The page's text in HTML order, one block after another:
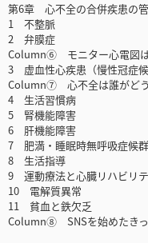
第6章 心不全の合併疾患の
1 不整脈
2 弁膜症
Column⑥ モニター心電図
3 虚血性心疾患（慢性冠症候
Column⑦ 心不全は誰がど
4 生活習慣病
5 腎機能障害
6 肝機能障害
7 肥満・睡眠時無呼吸症候群
8 生活指導
9 運動療法と心臓リハビリ
10 電解質異常
11 貧血と鉄欠乏
Column⑧ SNSを始めたきっ